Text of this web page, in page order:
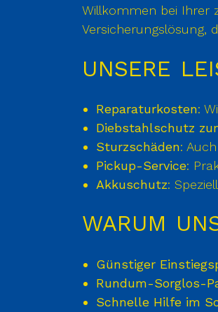
Willkommen bei Ihrer
Versicherungslösung,
UNSERE
Reparaturkosten:
Diebstahlschutz
Sturzschäden:
Pickup-Service:
Akkuschutz:
WARUM
Günstiger
Rundum-Sorglos-
Schnelle Hilfe im